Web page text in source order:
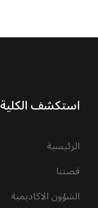
استكشف الكلية
الرئيسية
قصتنا
الشؤون الاكاديمية